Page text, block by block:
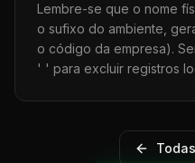
Lembre-se que o nome
o sufixo do ambiente,
o código da empresa).
' ' para excluir registros